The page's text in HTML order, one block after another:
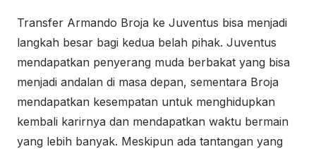
Transfer Armando Broja ke Juventus bisa menjadi
langkah besar bagi kedua belah pihak. Juventus
mendapatkan penyerang muda berbakat yang bisa
menjadi andalan di masa depan, sementara Broja
mendapatkan kesempatan untuk menghidupkan
kembali karirnya dan mendapatkan waktu bermain
yang lebih banyak. Meskipun ada tantangan yang